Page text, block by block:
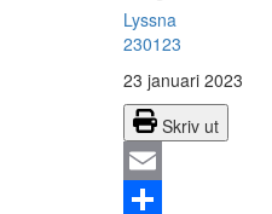
Lyssna
230123
23 januari 2023
Skriv ut
Email